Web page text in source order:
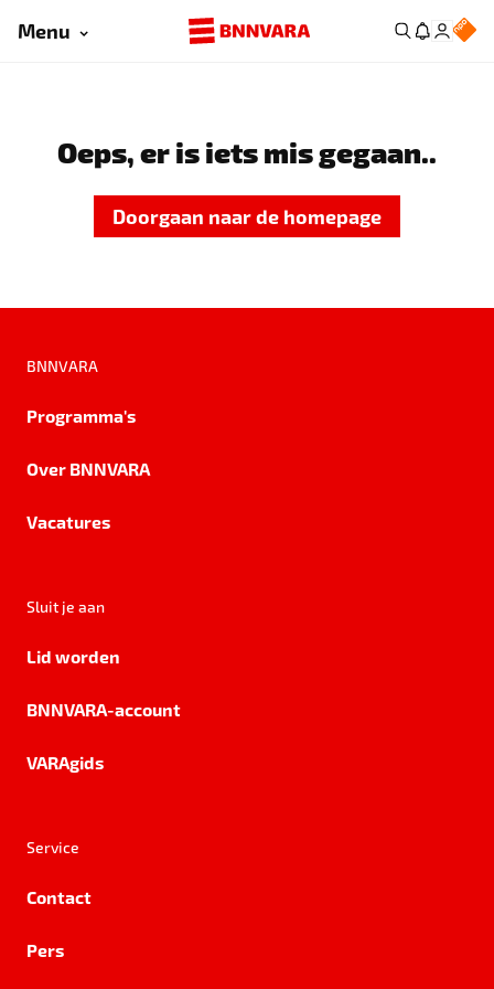
Menu
Oeps, er is iets mis gegaan..
Doorgaan naar de homepage
BNNVARA
Programma's
Over BNNVARA
Vacatures
Sluit je aan
Lid worden
BNNVARA-account
VARAgids
Service
Contact
Pers